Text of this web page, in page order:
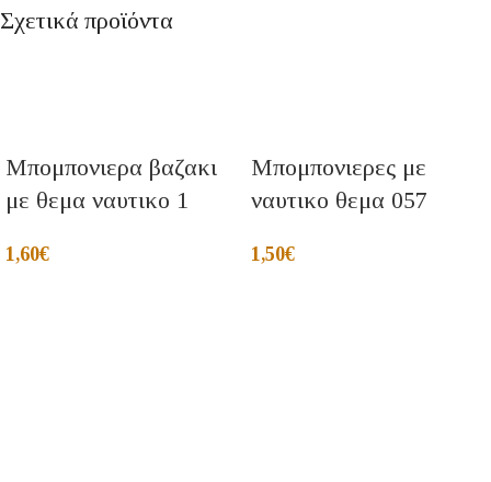
Σχετικά προϊόντα
Μπομπονιερα βαζακι
με θεμα ναυτικο 1
1,60€
Μπομπονιερες με
ναυτικο θεμα 057
1,50€